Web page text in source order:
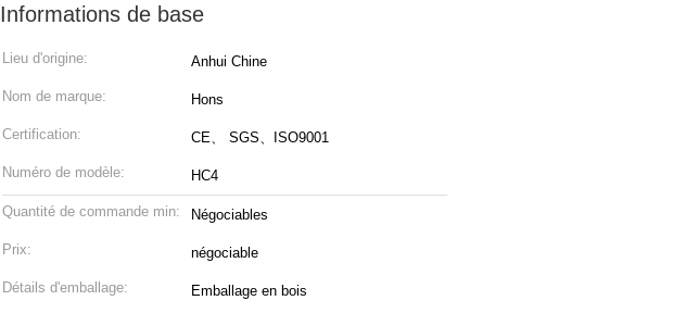
Informations de base
Lieu d'origine: Anhui Chine
Nom de marque: Hons
Certification: CE、 SGS、ISO9001
Numéro de modèle: HC4
Quantité de commande min: Négociables
Prix: négociable
Détails d'emballage: Emballage en bois